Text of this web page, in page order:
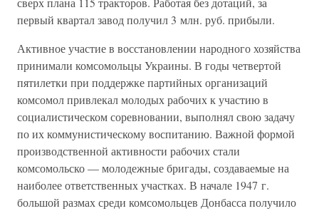
первый квартал завод получил 3 млн. руб. прибыли.
Активное участие в восстановлении народного хозяйства
принимали комсомольцы Украины. В годы четвертой
пятилетки при поддержке партийных организаций
комсомол привлекал молодых рабочих к участию в
социалистическом соревновании, выполнял свою задачу
по их коммунистическому воспитанию. Важной формой
производственной активности рабочих стали
комсомольско — молодежные бригады, создаваемые на
наиболее ответственных участках. В начале 1947 г.
большой размах среди комсомольцев Донбасса получило